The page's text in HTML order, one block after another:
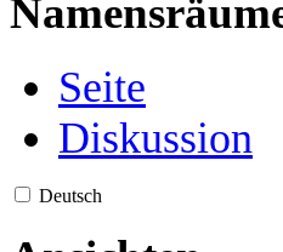
Seite
Diskussion
Deutsch